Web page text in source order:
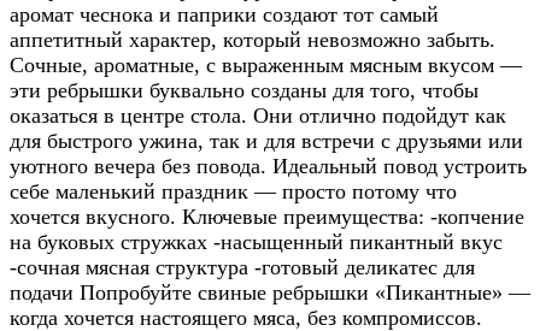
аромат чеснока и паприки создают тот самый
аппетитный характер, который невозможно забыть.
Сочные, ароматные, с выраженным мясным вкусом —
эти ребрышки буквально созданы для того, чтобы
оказаться в центре стола. Они отлично подойдут как
для быстрого ужина, так и для встречи с друзьями или
уютного вечера без повода. Идеальный повод устроить
себе маленький праздник — просто потому что
хочется вкусного. Ключевые преимущества: -копчение
на буковых стружках -насыщенный пикантный вкус
-сочная мясная структура -готовый деликатес для
подачи Попробуйте свиные ребрышки «Пикантные» —
когда хочется настоящего мяса, без компромиссов.